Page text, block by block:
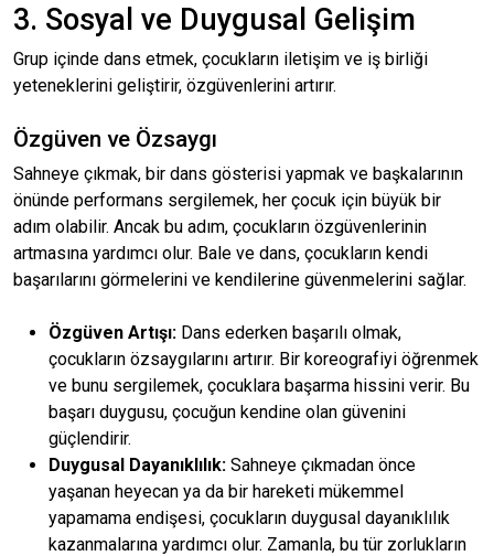
3. Sosyal ve Duygusal Gelişim
Grup içinde dans etmek, çocukların iletişim ve iş birliği
yeteneklerini geliştirir, özgüvenlerini artırır.
Özgüven ve Özsaygı
Sahneye çıkmak, bir dans gösterisi yapmak ve başkalarının
önünde performans sergilemek, her çocuk için büyük bir
adım olabilir. Ancak bu adım, çocukların özgüvenlerinin
artmasına yardımcı olur. Bale ve dans, çocukların kendi
başarılarını görmelerini ve kendilerine güvenmelerini sağlar.
Özgüven Artışı: Dans ederken başarılı olmak,
çocukların özsaygılarını artırır. Bir koreografiyi öğrenmek
ve bunu sergilemek, çocuklara başarma hissini verir. Bu
başarı duygusu, çocuğun kendine olan güvenini
güçlendirir.
Duygusal Dayanıklılık: Sahneye çıkmadan önce
yaşanan heyecan ya da bir hareketi mükemmel
yapamama endişesi, çocukların duygusal dayanıklılık
kazanmalarına yardımcı olur. Zamanla, bu tür zorlukların